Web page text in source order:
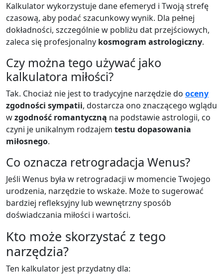
Kalkulator wykorzystuje dane efemeryd i Twoją strefę
czasową, aby podać szacunkowy wynik. Dla pełnej
dokładności, szczególnie w pobliżu dat przejściowych,
zaleca się profesjonalny kosmogram astrologiczny.
Czy można tego używać jako
kalkulatora miłości?
Tak. Chociaż nie jest to tradycyjne narzędzie do oceny
zgodności sympatii, dostarcza ono znaczącego wglądu
wzgodność romantyczną na podstawie astrologii, co
czyni je unikalnym rodzajem testu dopasowania
miłosnego.
Co oznacza retrogradacja Wenus?
Jeśli Wenus była w retrogradacji w momencie Twojego
urodzenia, narzędzie to wskaże. Może to sugerować
bardziej refleksyjny lub wewnętrzny sposób
doświadczania miłości i wartości.
Kto może skorzystać z tego
narzędzia?
Ten kalkulator jest przydatny dla: